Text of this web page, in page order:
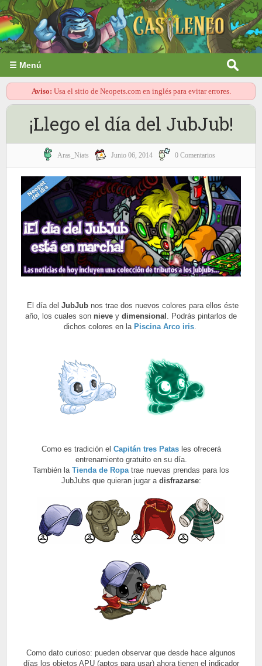
☰ Menú
Aviso: Usa el sitio de Neopets.com en inglés para evitar errores.
¡Llego el día del JubJub!
Aras_Niats Junio 06, 2014 0 Comentarios
El día del JubJub nos trae dos nuevos colores para ellos éste
año, los cuales son nieve y dimensional
. Podrás pintarlos de
dichos colores en la Piscina Arco iris.
Como es tradición el Capitán tres Patasles ofrecerá
entrenamiento gratuito en su día.
También la Tienda de Ropa trae nuevas prendas para los
JubJubs que quieran jugar a disfrazarse:
Como dato curioso: pueden observar que desde hace algunos
días los objetos APU (aptos para usar) ahora tienen el indicador